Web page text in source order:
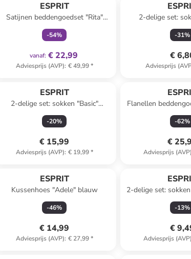
ESPRIT
Satijnen beddengoedset "Rita"
meerkleurig
-54%
vanaf: € 22,99
Adviesprijs (AVP): € 49,99*
2-delige set:
-31%
€
Adviesprijs
ESPRIT
2-delige set: sokken "Basic"
antraciet
-20%
€ 15,99
Adviesprijs (AVP): € 19,99*
Flanellen
-62%
€
Adviesprijs
ESPRIT
Kussenhoes "Adele" blauw
-46%
€ 14,99
Adviesprijs (AVP): € 27,99*
2-delige set:
-13%
€
Adviesprijs